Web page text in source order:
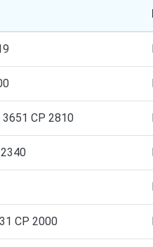
CP 2810
CP 2000